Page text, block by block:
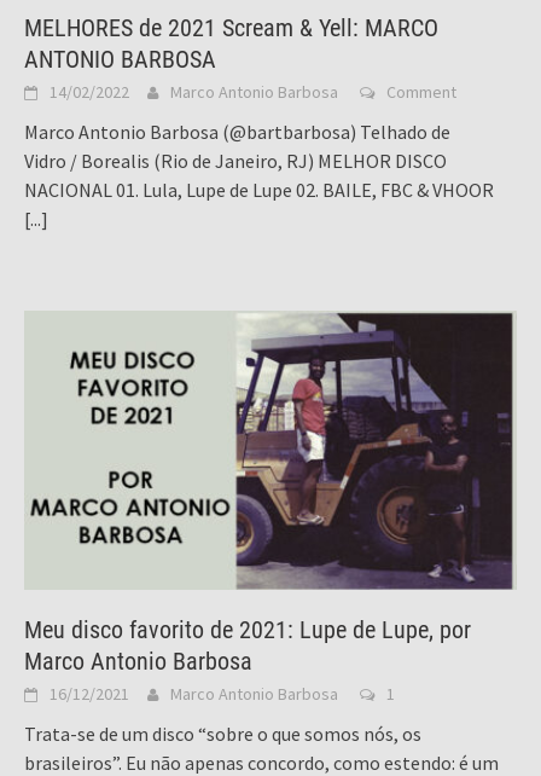
MELHORES de 2021 Scream & Yell: MARCO
ANTONIO BARBOSA
14/02/2022 Marco Antonio Barbosa Comment
Marco Antonio Barbosa (@bartbarbosa) Telhado de
Vidro / Borealis (Rio de Janeiro, RJ) MELHOR DISCO
NACIONAL 01. Lula, Lupe de Lupe 02. BAILE, FBC & VHOOR
[...]
Meu disco favorito de 2021: Lupe de Lupe, por
Marco Antonio Barbosa
16/12/2021 Marco Antonio Barbosa 1
Trata-se de um disco “sobre o que somos nós, os
brasileiros”. Eu não apenas concordo, como estendo: é um